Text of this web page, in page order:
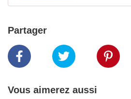
Partager
Vous aimerez aussi